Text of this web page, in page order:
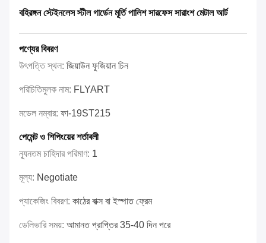
বহিরঙ্গন স্টেইনলেস স্টীল গার্ডেন মূর্তি পালিশ সারফেস সারাংশ মেটাল আর্ট
পণ্যের বিবরণ
উৎপত্তি স্থল: জিয়াউন ফুজিয়ান চিন
পরিচিতিমুলক নাম: FLYART
মডেল নম্বার: ফা-19ST215
পেমেন্ট ও শিপিংয়ের শর্তাবলী
ন্যূনতম চাহিদার পরিমাণ: 1
মূল্য: Negotiate
প্যাকেজিং বিবরণ: কাঠের বাক্স বা ইস্পাত ফ্রেম
ডেলিভারি সময়: আমানত প্রাপ্তির 35-40 দিন পরে